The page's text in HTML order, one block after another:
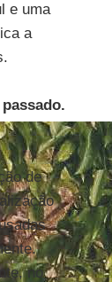
e uma
a
de
no